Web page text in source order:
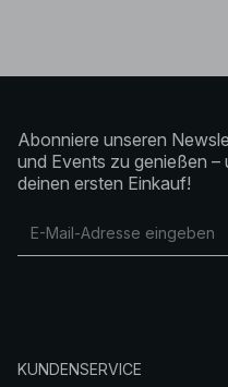
Abonniere unseren
und Events zu genießen
deinen ersten Einkauf!
KUNDENSERVICE